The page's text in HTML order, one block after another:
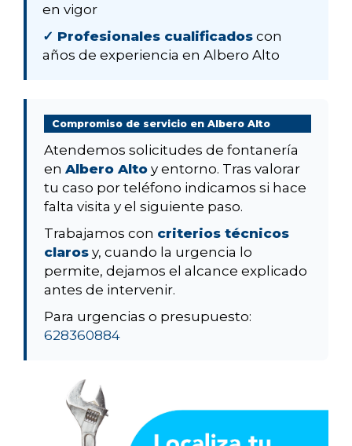
en vigor
✓ Profesionales cualificados con
años de experiencia en Albero Alto
Compromiso de servicio en Albero Alto
Atendemos solicitudes de fontanería
en Albero Alto y entorno. Tras valorar
tu caso por teléfono indicamos si hace
falta visita y el siguiente paso.
Trabajamos con criterios técnicos
claros y, cuando la urgencia lo
permite, dejamos el alcance explicado
antes de intervenir.
Para urgencias o presupuesto:
628360884